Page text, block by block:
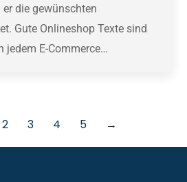
die gewünschten
Gute Onlineshop Texte sind
jedem E-Commerce…
2 3 4 5 →